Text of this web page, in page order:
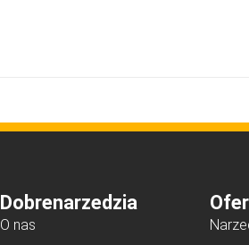
Dobrenarzedzia
O nas